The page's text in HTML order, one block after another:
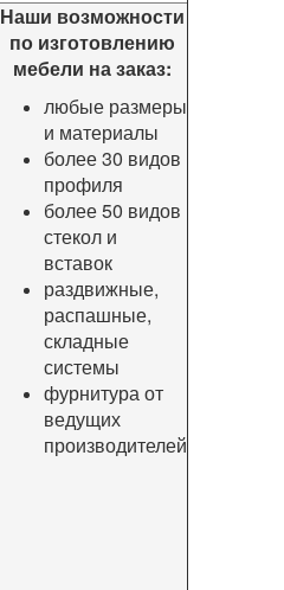
Наши возможности
по изготовлению
мебели на заказ:
любые размеры
и материалы
более 30 видов
профиля
более 50 видов
стекол и
вставок
раздвижные,
распашные,
складные
системы
фурнитура от
ведущих
производителей